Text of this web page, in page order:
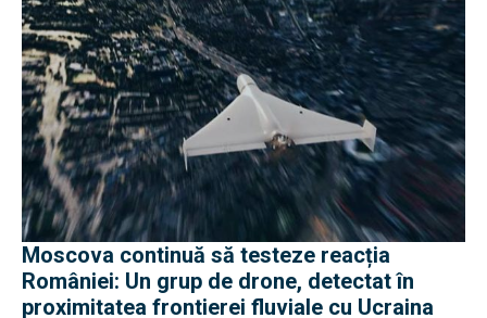
Moscova continuă să testeze reacția
României: Un grup de drone, detectat în
proximitatea frontierei fluviale cu Ucraina